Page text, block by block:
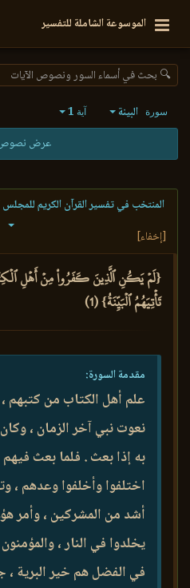
الموسوعة الشاملة للتفسير
🔍 بحث في أسماء السور ونصوص الآيات
سورة البينة آية 1
عرض نصوص
المنتخب في تفسير القرآن الكريم
[إخفاء]
{لَمۡ يَكُنِ ٱلَّذِينَ كَفَرُواْ مِنۡ أَهۡلِ
تَأۡتِيَهُمُ ٱلۡبَيِّنَةُ} (1)
مقدمة السورة:
علم أهل الكتاب من
نعوت نبي آخر الزمان ،
به إذا بعث . فلما بعث فيهم
اختلفوا وأخلفوا وعدهم ،
أشد من المشركين ، وأمر
يخلدوا في النار ،
في الفضل هم خير البرية ،